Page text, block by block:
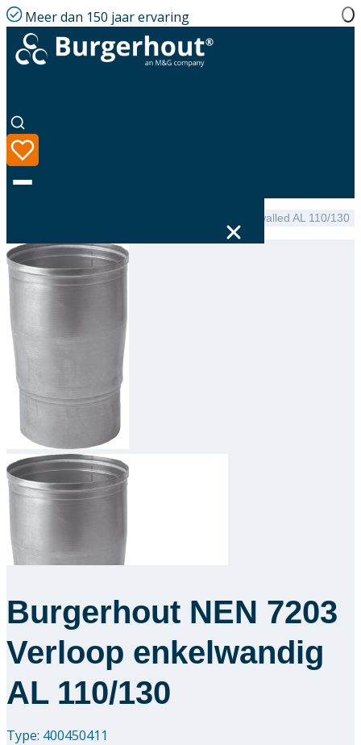
Meer dan 150 jaar ervaring
Taal
Oplossingen
Downloads
Academy
Over ons
NEN 7203 Expander single-walled AL 110/130
Burgerhout NEN 7203
Verloop enkelwandig
AL 110/130
Type: 400450411